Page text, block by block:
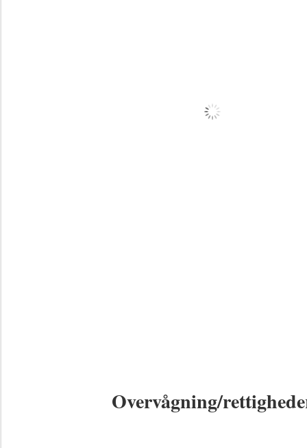
Overvågning/